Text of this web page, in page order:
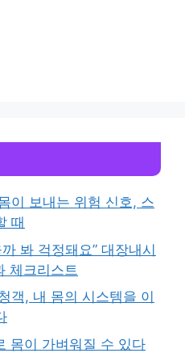
이 보내는 위험 신호, 스
때
봐 걱정돼요” 대장내시
체크리스트
객, 내 몸의 시스템을 이
몸이 가벼워질 수 있다